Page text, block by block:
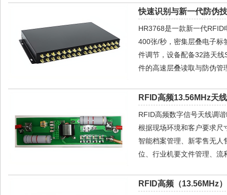
快速识别与新一代防伪
HR3768是一款新一代
400张/秒，密集层叠电子标
件调节，设备配备32路天
件的高速层叠读取与防伪管
RFID高频13.56MHz天
RFID高频数字信号天线调
根据现场环境和客户要求尺
智能档案管理、新零售无
位、行业机要文件管理、流
RFID高频（13.56MHz